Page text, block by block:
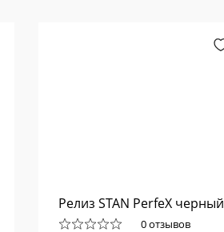
Релиз STAN PerfeX черный
0 отзывов